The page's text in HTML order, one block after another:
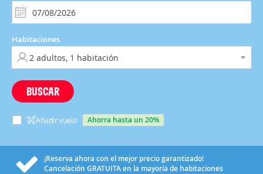
Habitaciones
BUSCAR
Añadir vuelo ahorra hasta un 20%
¡Reserva ahora con el mejor precio garantizado!
Cancelación GRATUITAen la mayoría de habitaciones